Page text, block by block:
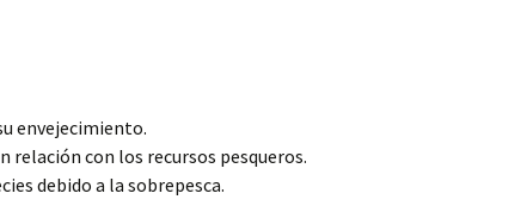
envejecimiento.
relación con los recursos pesqueros.
debido a la sobrepesca.